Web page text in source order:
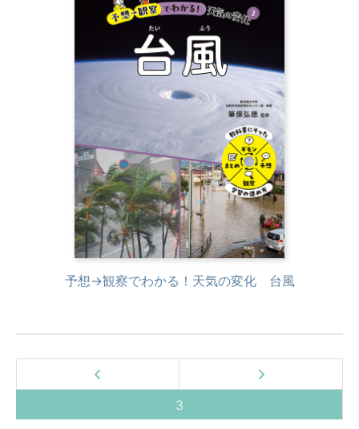
予想→観察でわかる！天気の変化 台風
3